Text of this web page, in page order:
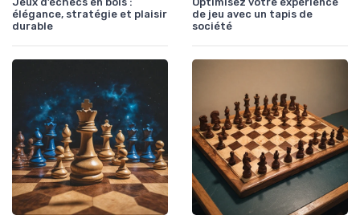
élégance, stratégie et plaisir
durable
de jeu avec un tapis de
société